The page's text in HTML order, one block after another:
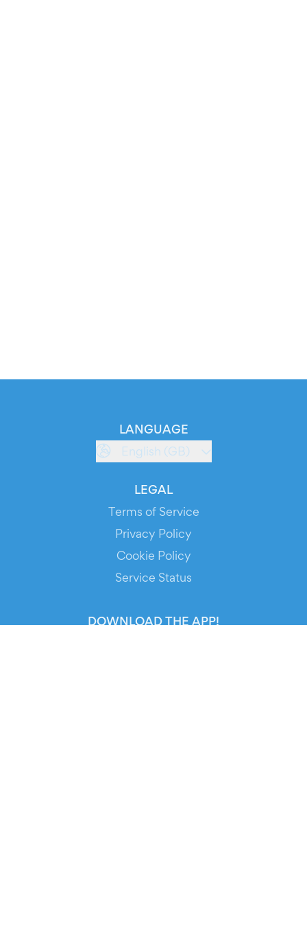
LANGUAGE
English (GB)
LEGAL
Terms of Service
Privacy Policy
Cookie Policy
Service Status
DOWNLOAD THE APP!